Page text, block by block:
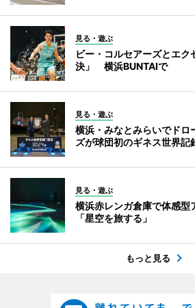
見る・遊ぶ
ビー・コルセアーズとエク
決」 横浜BUNTAIで
見る・遊ぶ
横浜・みなとみらいでド
ズが球団初のギネス世界記
見る・遊ぶ
横浜赤レンガ倉庫で体感型
「星空を旅する」
もっと見る